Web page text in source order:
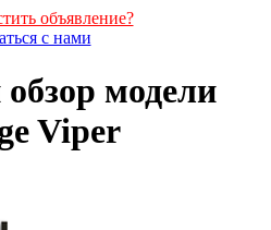
объявление?
с нами
модели
Viper